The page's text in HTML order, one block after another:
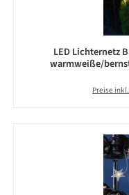
LED Lichternetz
warmweiße/
Preise